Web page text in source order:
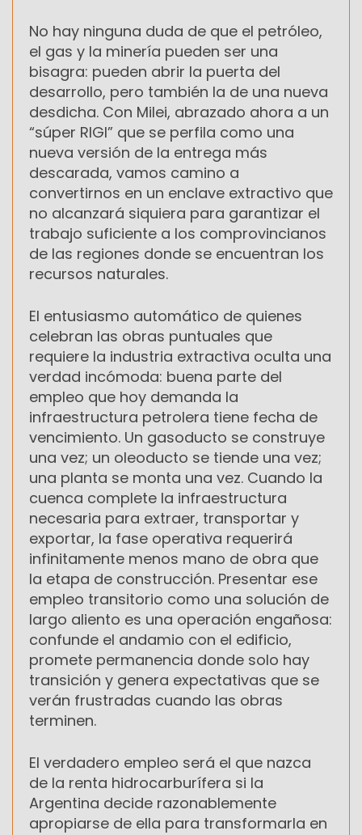
No hay ninguna duda de que el petróleo,
el gas y la minería pueden ser una
bisagra: pueden abrir la puerta del
desarrollo, pero también la de una nueva
desdicha. Con Milei, abrazado ahora a un
“súper RIGI” que se perfila como una
nueva versión de la entrega más
descarada, vamos camino a
convertirnos en un enclave extractivo que
no alcanzará siquiera para garantizar el
trabajo suficiente a los comprovincianos
de las regiones donde se encuentran los
recursos naturales.
El entusiasmo automático de quienes
celebran las obras puntuales que
requiere la industria extractiva oculta una
verdad incómoda: buena parte del
empleo que hoy demanda la
infraestructura petrolera tiene fecha de
vencimiento. Un gasoducto se construye
una vez; un oleoducto se tiende una vez;
una planta se monta una vez. Cuando la
cuenca complete la infraestructura
necesaria para extraer, transportar y
exportar, la fase operativa requerirá
infinitamente menos mano de obra que
la etapa de construcción. Presentar ese
empleo transitorio como una solución de
largo aliento es una operación engañosa:
confunde el andamio con el edificio,
promete permanencia donde solo hay
transición y genera expectativas que se
verán frustradas cuando las obras
terminen.
El verdadero empleo será el que nazca
de la renta hidrocarburífera si la
Argentina decide razonablemente
apropiarse de ella para transformarla en